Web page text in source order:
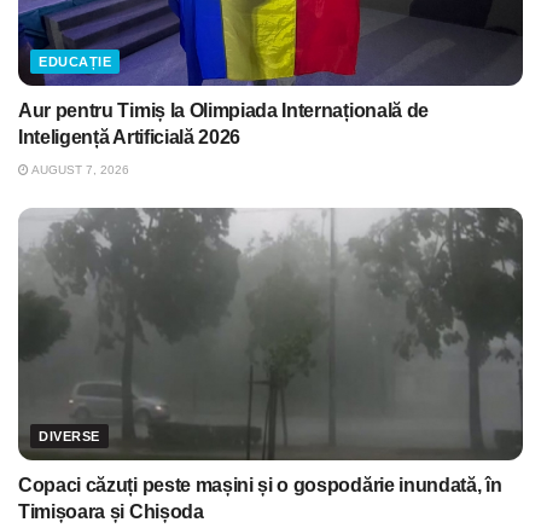
EDUCAȚIE
Aur pentru Timiș la Olimpiada Internațională de
Inteligență Artificială 2026
AUGUST 7, 2026
DIVERSE
Copaci căzuți peste mașini și o gospodărie inundată, în
Timișoara și Chișoda